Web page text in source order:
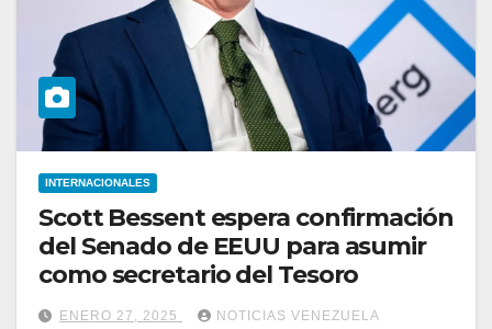
INTERNACIONALES
Scott Bessent espera confirmación
del Senado de EEUU para asumir
como secretario del Tesoro
ENERO 27, 2025 NOTICIAS VENEZUELA